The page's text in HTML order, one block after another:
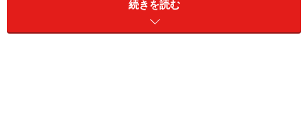
努力を積み重ねた結果といえます。それでは、私たちフ
リーランスは、どうやって信頼を勝ち得ていけばよいの
続きを読む